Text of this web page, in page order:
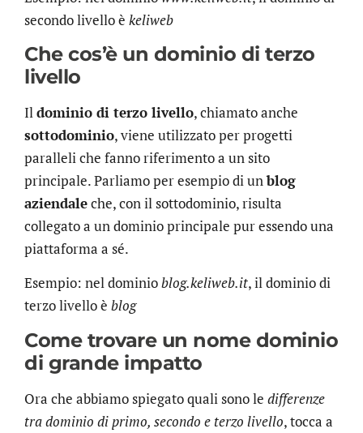
secondo livello è keliweb
Che cos’è un dominio di terzo
livello
Ildominio di terzo livello, chiamato anche
sottodominio, viene utilizzato per progetti
paralleli che fanno riferimento a un sito
principale. Parliamo per esempio di unblog
aziendaleche, con il sottodominio, risulta
collegato a un dominio principale pur essendo una
piattaforma a sé.
Esempio: nel dominioblog.keliweb.it, il dominio di
terzo livello è blog
Come trovare un nome dominio
di grande impatto
Ora che abbiamo spiegato quali sono le differenze
tra dominio di primo, secondo e terzo livello, tocca a